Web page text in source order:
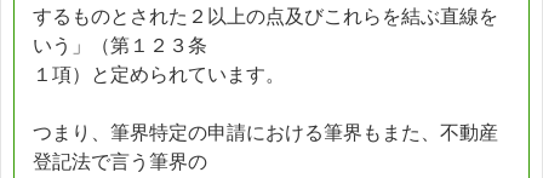
するものとされた２以上の点及びこれらを結ぶ直線を
いう」（第１２３条
１項）と定められています。
つまり、筆界特定の申請における筆界もまた、不動産
登記法で言う筆界の